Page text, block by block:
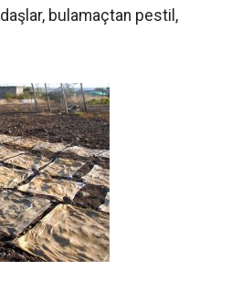
bulamaçtan pestil,